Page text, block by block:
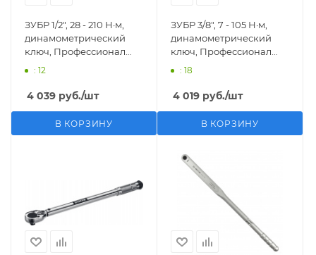
ЗУБР 1/2″, 28 - 210 Н·м,
динамометрический
ключ, Профессионал
(64094-210)
: 12
4 039 руб./шт
В КОРЗИНУ
ЗУБР 3/8″, 7 - 105 Н·м,
динамометрический
ключ, Профессионал
(64093-110)
: 18
4 019 руб./шт
В КОРЗИНУ